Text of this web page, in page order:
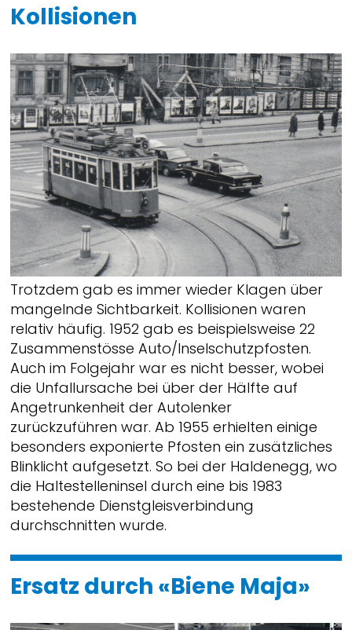
Kollisionen
Trotzdem gab es immer wieder Klagen über
mangelnde Sichtbarkeit. Kollisionen waren
relativ häufig. 1952 gab es beispielsweise 22
Zusammenstösse Auto/Inselschutzpfosten.
Auch im Folgejahr war es nicht besser, wobei
die Unfallursache bei über der Hälfte auf
Angetrunkenheit der Autolenker
zurückzuführen war. Ab 1955 erhielten einige
besonders exponierte Pfosten ein zusätzliches
Blinklicht aufgesetzt. So bei der Haldenegg, wo
die Haltestelleninsel durch eine bis 1983
bestehende Dienstgleisverbindung
durchschnitten wurde.
Ersatz durch «Biene Maja»